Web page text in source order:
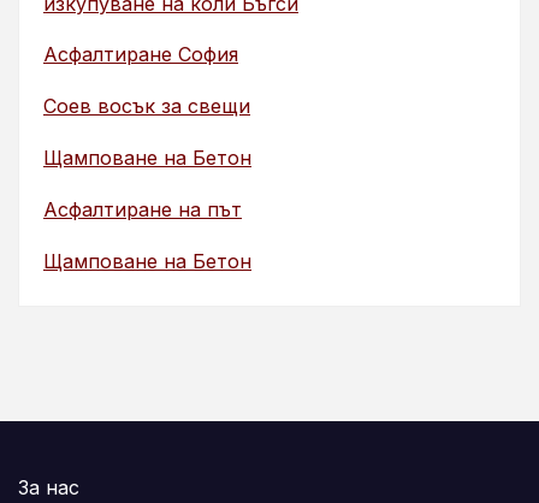
Асфалтиране София
Соев восък за свещи
Щамповане на Бетон
Асфалтиране на път
Щамповане на Бетон
За нас